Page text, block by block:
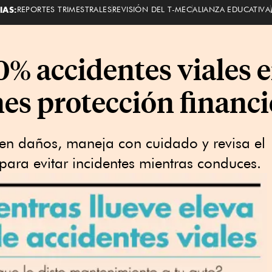
REPORTES TRIMESTRALESREVISIÓN DEL T-MECALIANZA EDUCATIVA
accidentes viales
protección
daños, maneja con cuidado y revisa el
evitar incidentes mientras conduces.